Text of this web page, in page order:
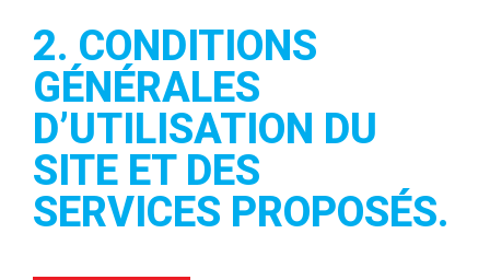
2. CONDITIONS
GÉNÉRALES
D’UTILISATION DU
SITE ET DES
SERVICES PROPOSÉS.